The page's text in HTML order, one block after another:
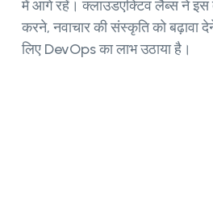
में आगे रहें। क्लाउडएक्टिव लैब्स ने इस
करने, नवाचार की संस्कृति को बढ़ावा
लिए DevOps का लाभ उठाया है।